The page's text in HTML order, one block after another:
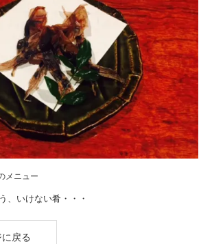
メニュー
、いけない肴・・・
に戻る